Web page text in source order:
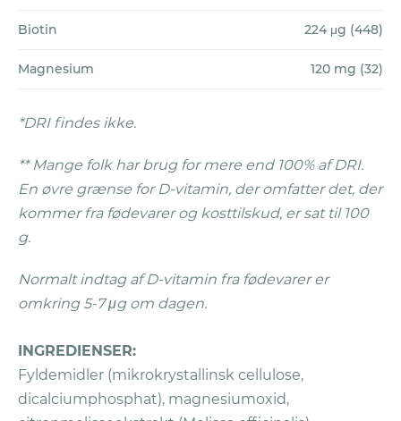
For at fremsætte et krav:
Sørg for, at du har fulgt alle
Garantireglerne
Du får tilsendt et Return Merchandise
og dit produktabonnement bliver
samtidigt annulleret.
Pak alle beholdere og blisterpakker
ubrugt produkt.
Send pakken til Vitaliv på Postboks
Vitaliv AS, Postboks U248, SE-202 29
Malmö, Sverige (Sverige, Danmark,
Finland)
Vitaliv vil tilbagebetale dine penge ved
Biotin 224 μg (448)
Magnesium 120 mg (32)
*DRI findes ikke.
** Mange folk har brug for mere end 100% af DRI.
En øvre grænse for D-vitamin, der omfatter det, der
kommer fra fødevarer og kosttilskud, er sat til 100
g.
Normalt indtag af D-vitamin fra fødevarer er
omkring 5-7 μg om dagen.
INGREDIENSER:
Fyldemidler (mikrokrystallinsk cellulose,
dicalciumphosphat), magnesiumoxid,